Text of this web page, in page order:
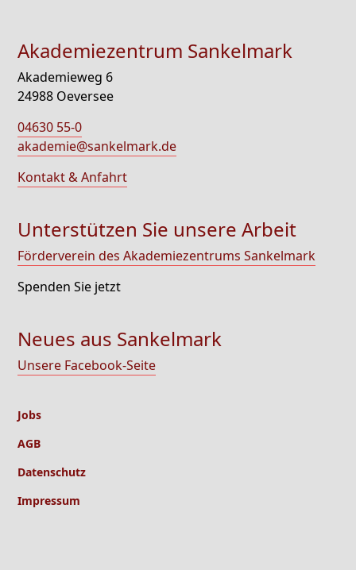
Akademiezentrum Sankelmark
Akademieweg 6
24988 Oeversee
04630 55-0
akademie@sankelmark.de
Kontakt & Anfahrt
Unterstützen Sie unsere Arbeit
Förderverein des Akademiezentrums Sankelmark
Spenden Sie jetzt
Neues aus Sankelmark
Unsere Facebook-Seite
Jobs
AGB
Datenschutz
Impressum